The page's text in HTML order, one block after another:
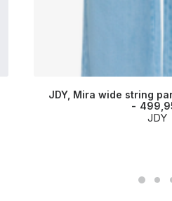
JDY, Mira wide string
JDY